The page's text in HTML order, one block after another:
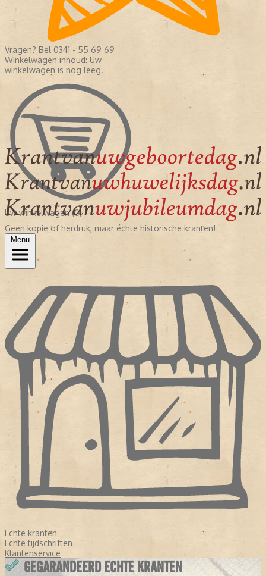
Vragen? Bel 0341 - 55 69 69
Winkelwagen inhoud: Uw
winkelwagen is nog leeg.
Uw winkelwagen (0)
Geen kopie of herdruk, maar échte historische kranten!
Menu
Echte kranten
Echte tijdschriften
Klantenservice
GEGARANDEERD ECHTE KRANTEN